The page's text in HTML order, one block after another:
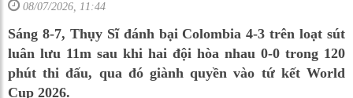
08/07/2026, 11:44
Sáng 8-7, Thụy Sĩ đánh bại Colombia 4-3 trên loạt sút
luân lưu 11m sau khi hai đội hòa nhau 0-0 trong 120
phút thi đấu, qua đó giành quyền vào tứ kết World
Cup 2026.